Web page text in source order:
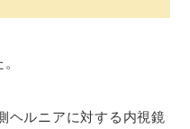
ヘルニアに対する内視鏡